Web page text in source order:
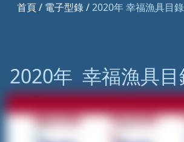
首頁/ 電子型錄/2020年 幸福漁具目
2020年 幸福漁具目